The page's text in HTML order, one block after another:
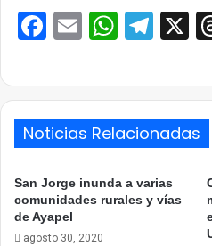
Facebook
Email X
Noticias Relacionadas
San Jorge inunda a varias
comunidades rurales y vías
de Ayapel
agosto 30, 2020